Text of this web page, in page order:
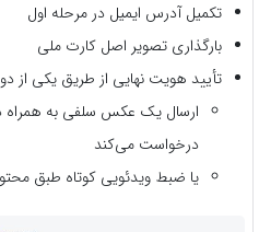
تکمیل آدرس ایمیل در مرحله اول
بارگذاری تصویر اصل کارت ملی
تأیید هویت نهایی از طریق یکی از
ارسال یک عکس سلفی به همراه
درخواست می‌کند
یا ضبط ویدئویی کوتاه طبق